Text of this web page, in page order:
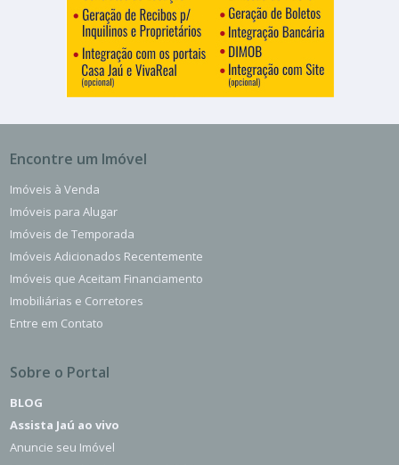
Encontre um Imóvel
Imóveis à Venda
Imóveis para Alugar
Imóveis de Temporada
Imóveis Adicionados Recentemente
Imóveis que Aceitam Financiamento
Imobiliárias e Corretores
Entre em Contato
Sobre o Portal
BLOG
Assista Jaú ao vivo
Anuncie seu Imóvel